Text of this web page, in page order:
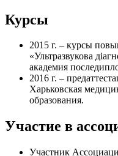
Курсы
2015 г. – курсы
«Ультразвукова
академия
2016 г. –
Харьковская
образования.
Участие в
Участник